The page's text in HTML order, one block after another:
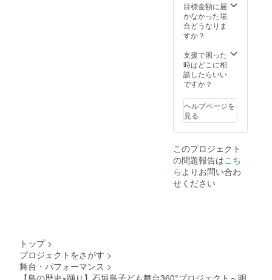
目標金額に届
かなかった場
合どうなりま
すか？
支援で困った
時はどこに相
談したらいい
ですか？
ヘルプページを
見る
このプロジェクト
の問題報告はこち
らよりお問い合わ
せください
トップ >
プロジェクトをさがす >
舞台・パフォーマンス >
【島の歴史×踊り】石垣島子ども舞台360°プロジェクト～明